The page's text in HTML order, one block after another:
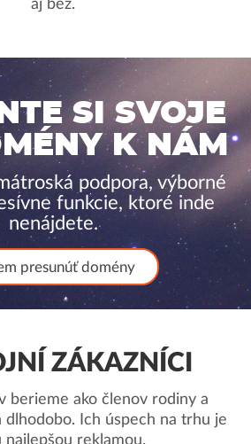
aj bez.
SI SVOJE
K NÁM
podpora, výborné
funkcie, ktoré inde
nenájdete.
presunúť domény
ZÁKAZNÍCI
berieme ako členov rodiny a
dlhodobo. Ich úspech na trhu je
najlepšou reklamou.